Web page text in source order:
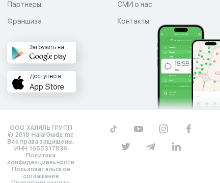
СМИ о нас
Контакты
Партнеры
Франшиза
Загрузить на
Доступно в
App Store
ООО ХАЛЯЛЬ ГРУПП
© 2018 HalalGuide.me
Все права защищены.
ИНН 1655317836
Политика
конфиденциальности
Пользовательское
соглашение